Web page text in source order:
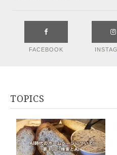
FACEBOOK
TOPICS